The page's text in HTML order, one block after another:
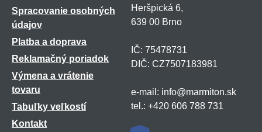
Spracovanie osobných
údajov
Platba a doprava
Reklamačný poriadok
Výmena a vrátenie
tovaru
Tabuľky veľkostí
Kontakt
Heršpická 6,
639 00 Brno
IČ: 75478731
DIČ: CZ7507183981
e-mail: info@marmiton.sk
tel.: +420 606 788 731